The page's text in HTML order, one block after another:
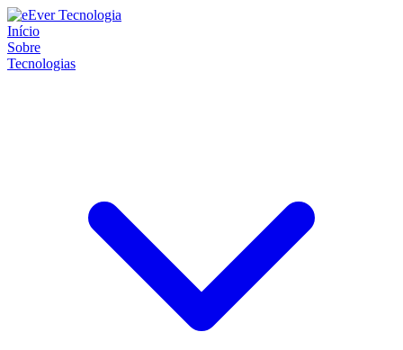
Início
Sobre
Tecnologias